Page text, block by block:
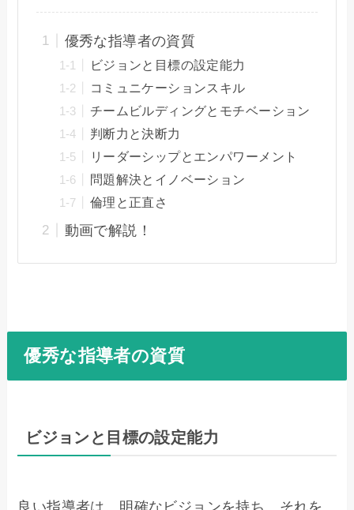
優秀な指導者の資質
ビジョンと目標の設定能力
コミュニケーションスキル
チームビルディングとモチベーション
判断力と決断力
リーダーシップとエンパワーメント
問題解決とイノベーション
倫理と正直さ
動画で解説！
優秀な指導者の資質
ビジョンと目標の設定能力